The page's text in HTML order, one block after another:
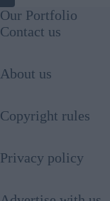
Our Portfolio
Contact us
About us
Copyright rules
Privacy policy